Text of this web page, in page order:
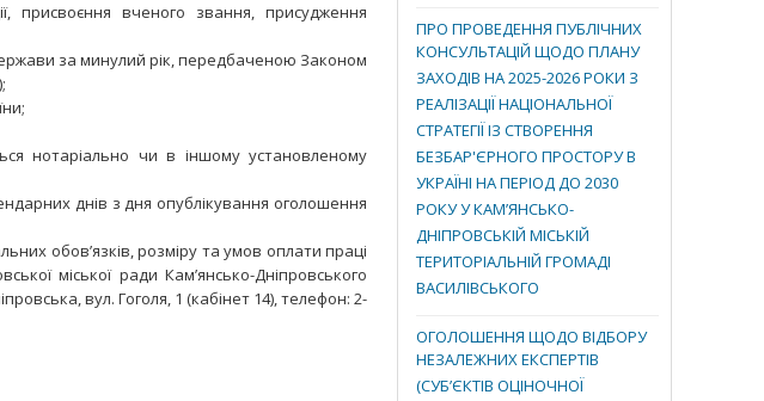
присвоєння вченого звання, присудження
за минулий рік, передбаченою Законом
нотаріально чи в іншому установленому
днів з дня опублікування оголошення
обов’язків, розміру та умов оплати праці
міської ради Кам’янсько-Дніпровського
вул. Гоголя, 1 (кабінет 14), телефон: 2-
ПРО ПРОВЕДЕННЯ ПУБЛІЧНИХ
КОНСУЛЬТАЦІЙ ЩОДО ПЛАНУ
ЗАХОДІВ НА 2025-2026 РОКИ З
РЕАЛІЗАЦІЇ НАЦІОНАЛЬНОЇ
СТРАТЕГІЇ ІЗ СТВОРЕННЯ
БЕЗБАР'ЄРНОГО ПРОСТОРУ В
УКРАЇНІ НА ПЕРІОД ДО 2030
РОКУ У КАМ’ЯНСЬКО-
ДНІПРОВСЬКІЙ МІСЬКІЙ
ТЕРИТОРІАЛЬНІЙ ГРОМАДІ
ВАСИЛІВСЬКОГО
ОГОЛОШЕННЯ ЩОДО ВІДБОРУ
НЕЗАЛЕЖНИХ ЕКСПЕРТІВ
(СУБ’ЄКТІВ ОЦІНОЧНОЇ